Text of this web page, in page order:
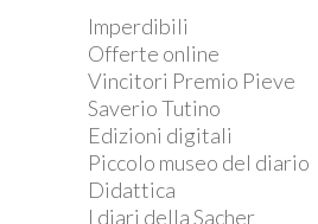
Imperdibili
Offerte online
Vincitori Premio Pieve
Saverio Tutino
Edizioni digitali
Piccolo museo del diario
Didattica
I diari della Sacher